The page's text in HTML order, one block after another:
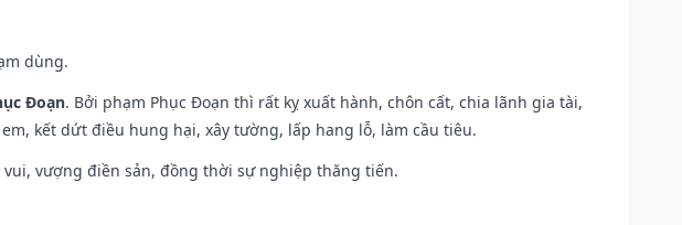
dùng.
Đoạn. Bởi phạm Phục Đoạn thì rất kỵ xuất hành, chôn cất, chia lãnh gia tài,
kết dứt điều hung hại, xây tường, lấp hang lỗ, làm cầu tiêu.
vui, vượng điền sản, đồng thời sự nghiệp thăng tiến.